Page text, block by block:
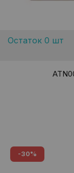
Остаток 0 шт
-30%